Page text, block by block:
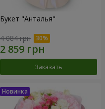
Букет "Анталья"
4 084 грн
Заказать